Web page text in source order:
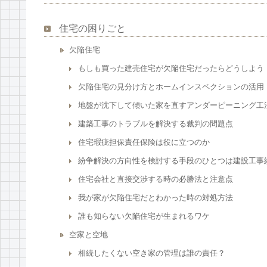
住宅の困りごと
欠陥住宅
もしも買った建売住宅が欠陥住宅だったらどうしよう
欠陥住宅の見分け方とホームインスペクションの活用
地盤が沈下して傾いた家を直すアンダーピーニング工
建築工事のトラブルを解決する裁判の問題点
住宅瑕疵担保責任保険は役に立つのか
紛争解決の方向性を検討する手段のひとつは建設工事
住宅会社と直接交渉する時の必勝法と注意点
我が家が欠陥住宅だとわかった時の対処方法
誰も知らない欠陥住宅が生まれるワケ
空家と空地
相続したくない空き家の管理は誰の責任？